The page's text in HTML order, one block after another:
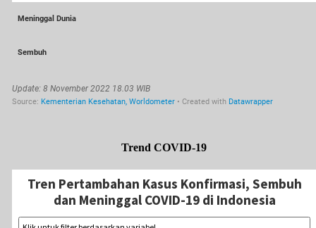
Trend COVID-19